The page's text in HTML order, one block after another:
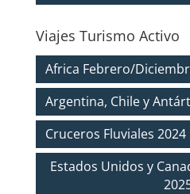
Viajes Turismo Activo
Africa Febrero/
Argentina, Chile y
Cruceros Fluviales 2024
Estados Unidos y